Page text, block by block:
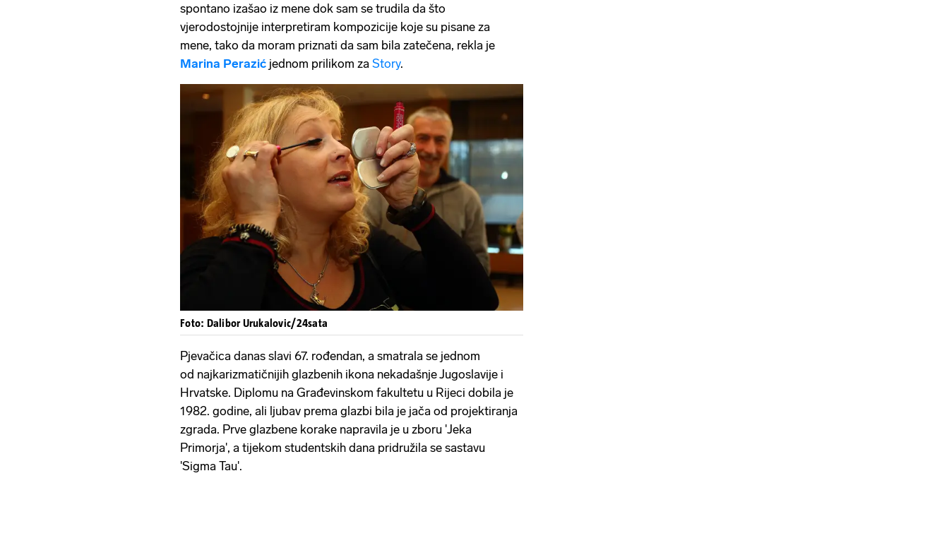
spontano izašao iz mene dok sam se trudila da što
vjerodostojnije interpretiram kompozicije koje su pisane za
mene, tako da moram priznati da sam bila zatečena, rekla je
Marina Perazić jednom prilikom za Story.
Foto: Dalibor Urukalovic/24sata
Pjevačica danas slavi 67. rođendan, a smatrala se jednom
od najkarizmatičnijih glazbenih ikona nekadašnje Jugoslavije i
Hrvatske. Diplomu na Građevinskom fakultetu u Rijeci dobila je
1982. godine, ali ljubav prema glazbi bila je jača od projektiranja
zgrada. Prve glazbene korake napravila je u zboru 'Jeka
Primorja', a tijekom studentskih dana pridružila se sastavu
'Sigma Tau'.